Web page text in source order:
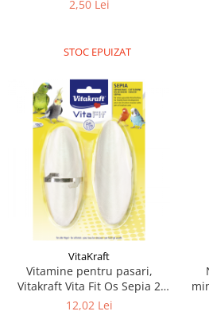
2,50 Lei
STOC EPUIZAT
VitaKraft
Vitamine pentru pasari,
Vitakraft Vita Fit Os Sepia 2
buc - 20 g
12,02 Lei